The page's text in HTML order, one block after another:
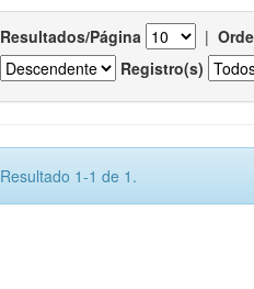
Resultados/Página |
Registro(s)
Resultado 1-1 de 1.